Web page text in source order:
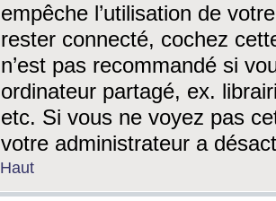
empêche l’utilisation de
rester connecté, cochez
n’est pas recommandé si
ordinateur partagé, ex.
etc. Si vous ne voyez pas
votre administrateur a
Haut